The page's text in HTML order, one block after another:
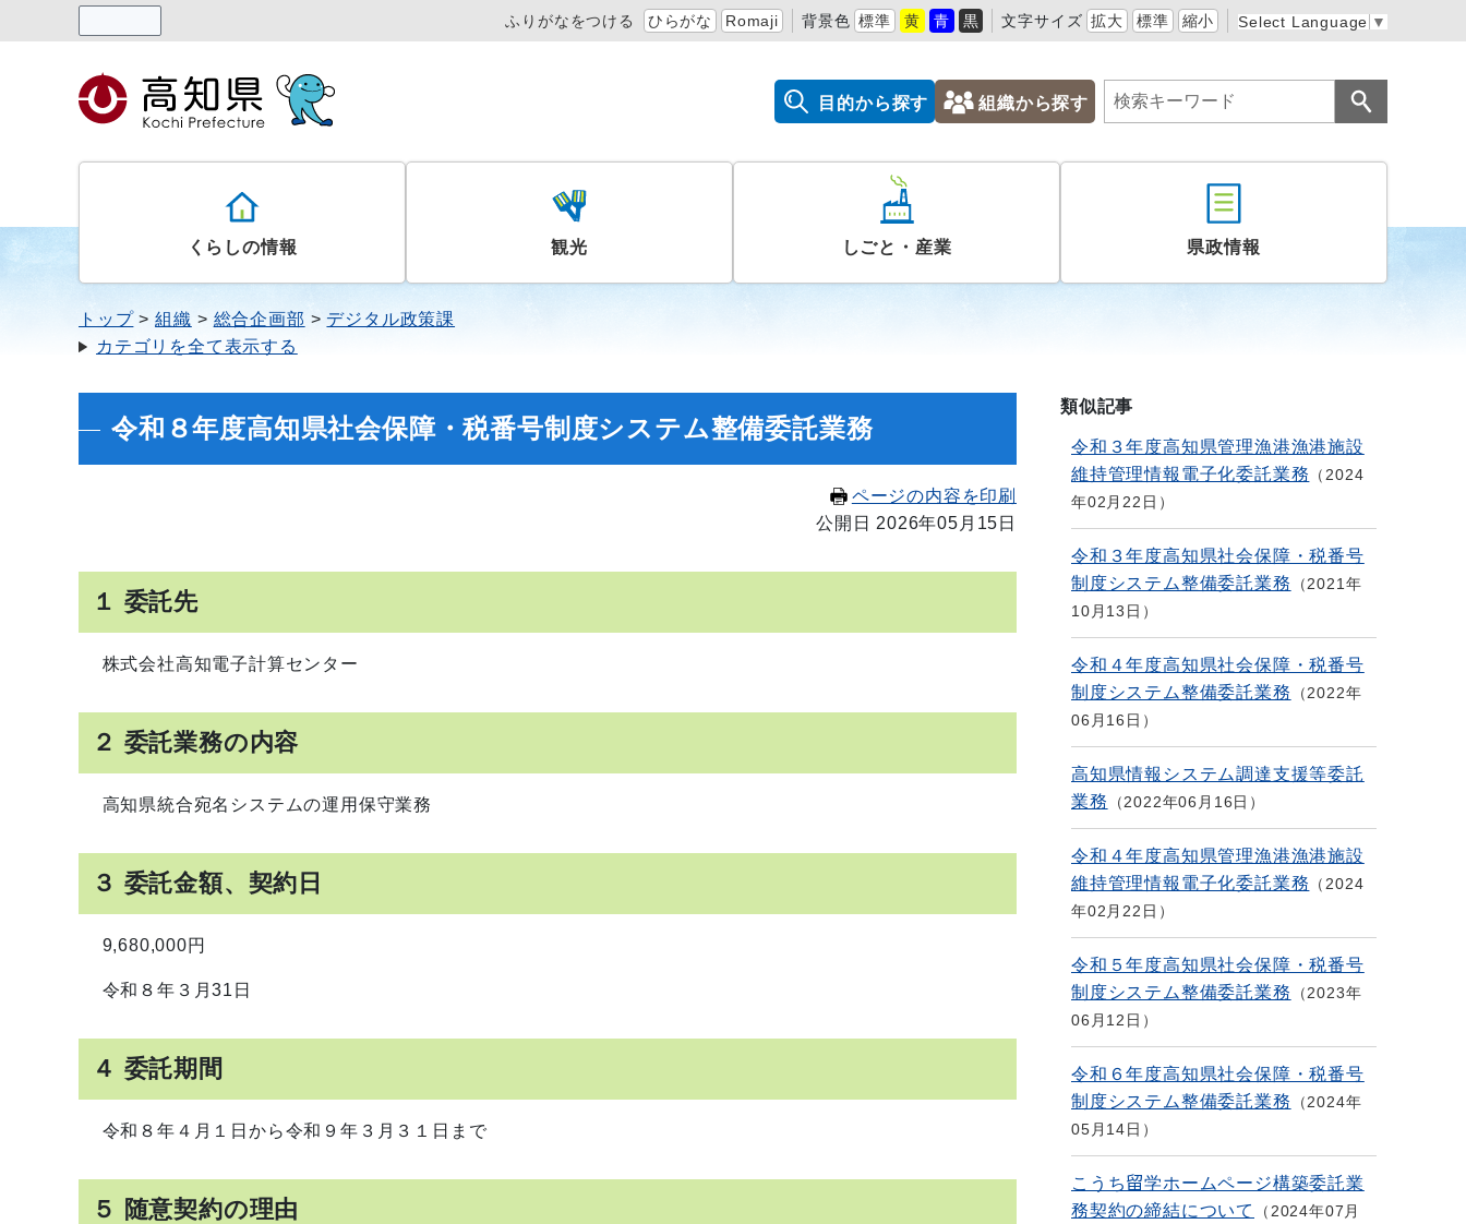
ふりがなをつける ひらがな Romaji 背景色 標準 黄 青 黒 文字サイズ 拡大 標準 縮小 Select Language ▼
目的から探す 組織から探す
くらしの情報 観光 しごと・産業 県政情報
トップ 組織 総合企画部
デジタル政策課
カテゴリを全て表示する
令和８年度高知県社会保障・税番号制度システム整備委託業務
ページの内容を印刷
公開日 2026年05月15日
１ 委託先
株式会社高知電子計算センター
２ 委託業務の内容
高知県統合宛名システムの運用保守業務
３ 委託金額、契約日
9,680,000円
令和８年３月31日
４ 委託期間
令和８年４月１日から令和９年３月３１日まで
５ 随意契約の理由
類似記事
令和３年度高知県管理漁港漁港施設
維持管理情報電子化委託業務
2024
年02月22日
令和３年度高知県社会保障・税番号
制度システム整備委託業務
2021年
10月13日
令和４年度高知県社会保障・税番号
制度システム整備委託業務
2022年
06月16日
高知県情報システム調達支援等委託
業務
2022年06月16日
令和４年度高知県管理漁港漁港施設
維持管理情報電子化委託業務
2024
年02月22日
令和５年度高知県社会保障・税番号
制度システム整備委託業務
2023年
06月12日
令和６年度高知県社会保障・税番号
制度システム整備委託業務
2024年
05月14日
こうち留学ホームページ構築委託業
務契約の締結について
2024年07月